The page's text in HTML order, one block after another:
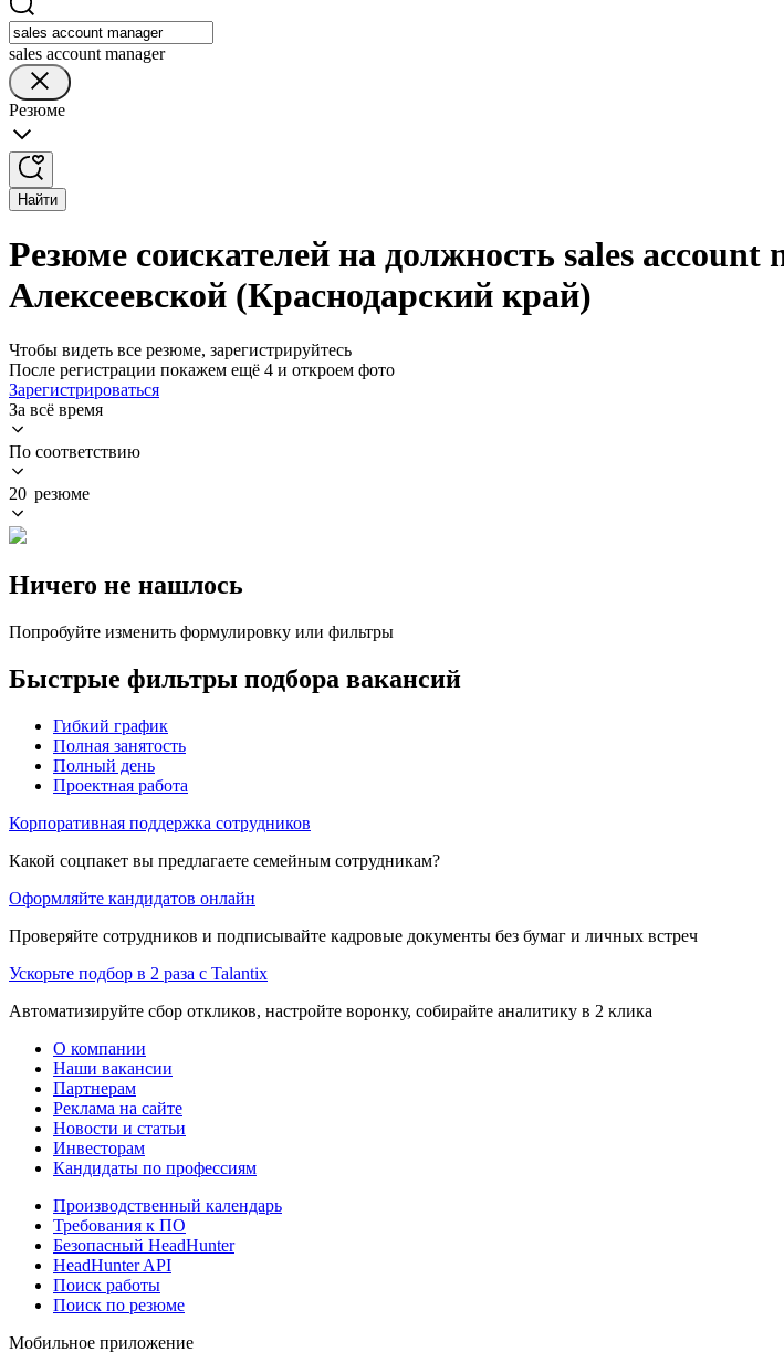
sales account manager
Резюме
Найти
Резюме соискателей на должность sales account
Алексеевской (Краснодарский край)
Чтобы видеть все резюме, зарегистрируйтесь
После регистрации покажем ещё 4 и откроем фото
Зарегистрироваться
За всё время
По соответствию
20 резюме
Ничего не нашлось
Попробуйте изменить формулировку или фильтры
Быстрые фильтры подбора вакансий
Гибкий график
Полная занятость
Полный день
Проектная работа
Корпоративная поддержка сотрудников
Какой соцпакет вы предлагаете семейным сотрудникам?
Оформляйте кандидатов онлайн
Проверяйте сотрудников и подписывайте кадровые документы без бумаг и личных встреч
Ускорьте подбор в 2 раза с Talantix
Автоматизируйте сбор откликов, настройте воронку, собирайте аналитику в 2 клика
О компании
Наши вакансии
Партнерам
Реклама на сайте
Новости и статьи
Инвесторам
Кандидаты по профессиям
Производственный календарь
Требования к ПО
Безопасный HeadHunter
HeadHunter API
Поиск работы
Поиск по резюме
Мобильное приложение